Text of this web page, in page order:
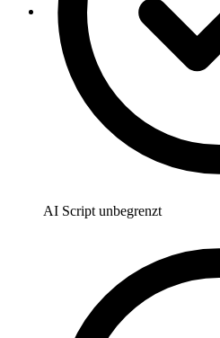
AI Script unbegrenzt